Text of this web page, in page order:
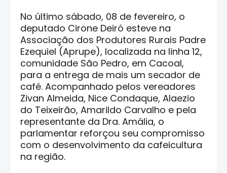
No último sábado, 08 de fevereiro, o
deputado Cirone Deiró esteve na
Associação dos Produtores Rurais Padre
Ezequiel (Aprupe), localizada na linha 12,
comunidade São Pedro, em Cacoal,
para a entrega de mais um secador de
café. Acompanhado pelos vereadores
Zivan Almeida, Nice Condaque, Alaezio
do Teixeirão, Amarildo Carvalho e pela
representante da Dra. Amália, o
parlamentar reforçou seu compromisso
com o desenvolvimento da cafeicultura
na região.